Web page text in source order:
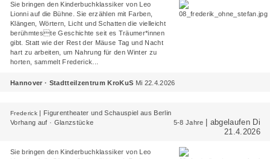
Sie bringen den Kinderbuchklassiker von Leo
Lionni auf die Bühne. Sie erzählen mit Farben,
Klängen, Wörtern, Licht und Schatten die vielleicht
berühmteste Geschichte seit es Träumer*innen
gibt. Statt wie der Rest der Mäuse Tag und Nacht
hart zu arbeiten, um Nahrung für den Winter zu
horten, sammelt Frederick...
Hannover · Stadtteilzentrum KroKuS Mi 22.4.2026
Frederick | Figurentheater und Schauspiel aus Berlin
Vorhang auf · Glanzstücke
5-8 Jahre
| abgelaufen Di
21.4.2026
Sie bringen den Kinderbuchklassiker von Leo